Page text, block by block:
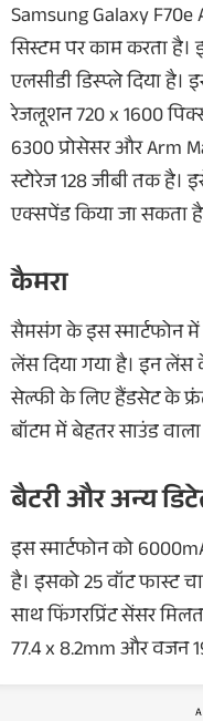
Samsung Galaxy
सिस्टम पर काम करता है।
एलसीडी डिस्प्ले दिया
रेजलूशन 720 x 1600
6300 प्रोसेसर और Arm
स्टोरेज 128 जीबी तक है।
एक्सपेंड किया जा सकता
कैमरा
सैमसंग के इस स्मार्टफोन में
लेंस दिया गया है। इन लेंस
सेल्फी के लिए हैंडसेट के
बॉटम में बेहतर साउंड
बैटरी और अन्य
इस स्मार्टफोन को
है। इसको 25 वॉट फास्ट
साथ फिंगरप्रिंट सेंसर
77.4 x 8.2mm और वजन